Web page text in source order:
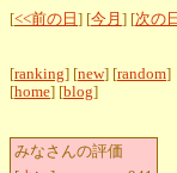
[<<前の日 ] [今月 ] [次の
[ranking] [new] [random]
[home] [blog]
みなさんの評価